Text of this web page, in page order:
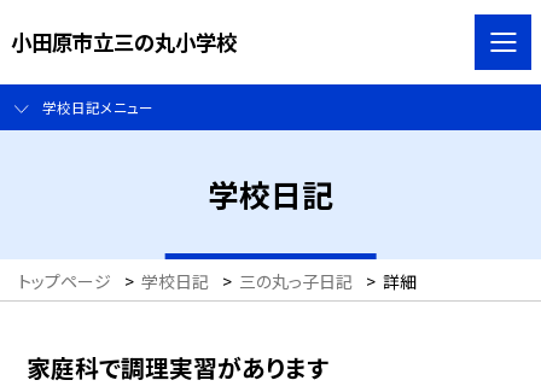
小田原市立三の丸小学校
学校日記メニュー
学校日記
トップページ > 学校日記 > 三の丸っ子日記 > 詳細
家庭科で調理実習があります